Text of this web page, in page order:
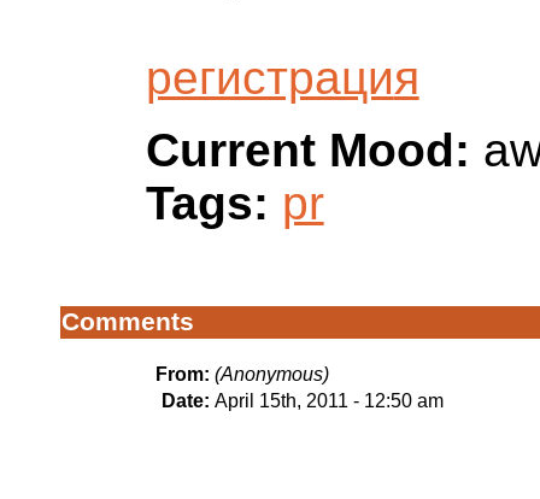
регистрация
Current Mood:
Tags: pr
Comments
From: (Anonymous)
Date: April 15th, 2011 - 12:50 am